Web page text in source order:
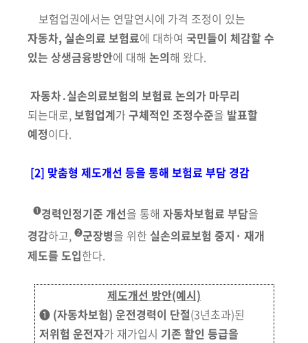
보험업권에서는 연말연시에 가격 조정이 있는
자동차, 실손의료 보험료에 대하여 국민들이 체감할 수
있는 상생금융방안에 대해 논의해 왔다.
자동차․실손의료보험의 보험료 논의가 마무리
되는대로,보험업계가 구체적인 조정수준을 발표할
예정이다.
[2] 맞춤형 제도개선 등을 통해 보험료 부담 경감
➊경력인정기준 개선을 통해 자동차보험료 부담을
경감하고, ➋군장병을 위한 실손의료보험 중지· 재개
제도를 도입한다.
제도개선 방안(예시)
➊ (자동차보험) 운전경력이 단절(3년초과)된
저위험 운전자가 재가입시 기존 할인 등급을